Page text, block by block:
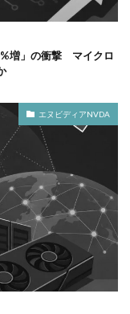
増」の衝撃 マイクロ
エヌビディアNVDA